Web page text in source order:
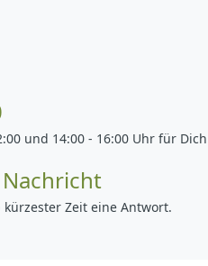
und 14:00 - 16:00 Uhr für Dich
Zeit eine Antwort.